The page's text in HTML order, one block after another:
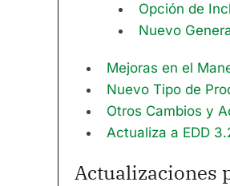
Opción de
Nuevo
Mejoras en el
Nuevo Tipo de
Otros Cambios y
Actualiza a EDD
Actualizaciones